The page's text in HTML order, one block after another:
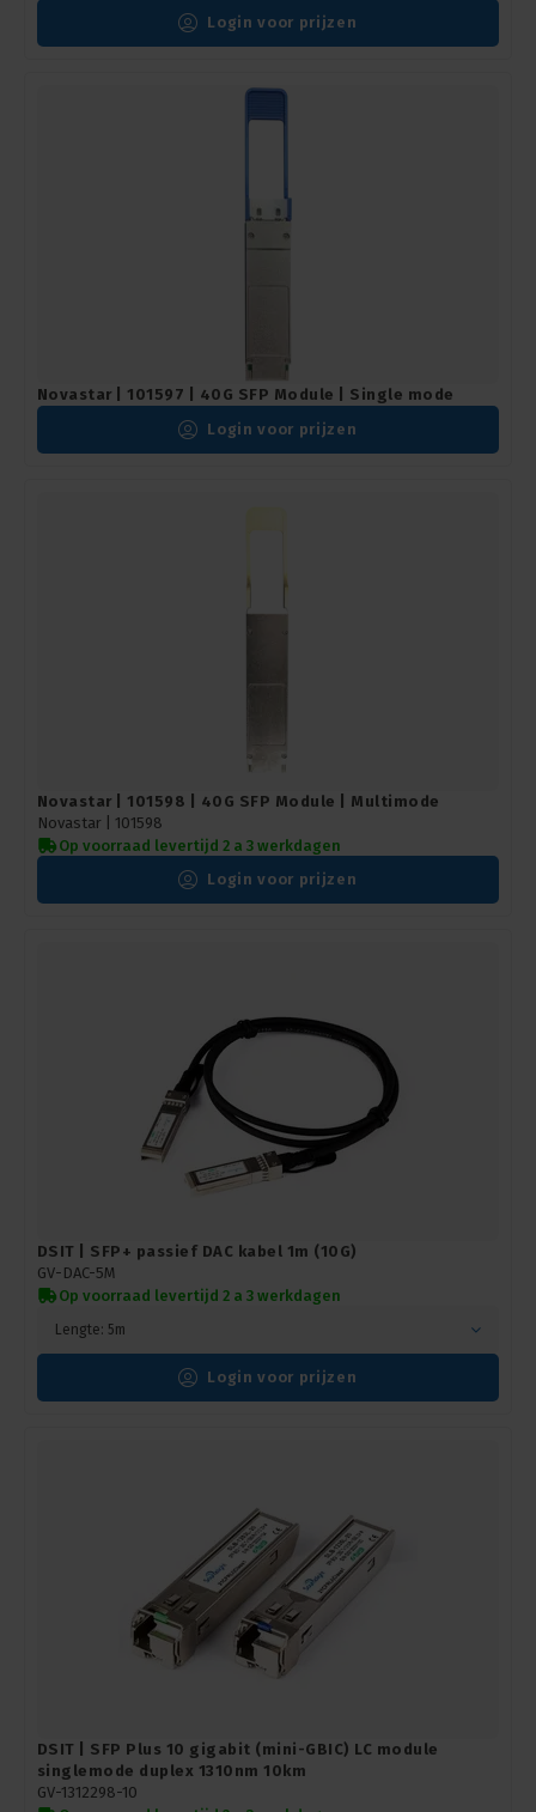
Login voor prijzen
Novastar | 101597 | 40G SFP Module | Single mode
Login voor prijzen
Novastar | 101598 | 40G SFP Module | Multimode
Novastar | 101598
Op voorraad levertijd 2 a 3 werkdagen
Login voor prijzen
DSIT | SFP+ passief DAC kabel 1m (10G)
GV-DAC-5M
Op voorraad levertijd 2 a 3 werkdagen
Lengte: 5m
Login voor prijzen
DSIT | SFP Plus 10 gigabit (mini-GBIC) LC module
singlemode duplex 1310nm 10km
GV-1312298-10